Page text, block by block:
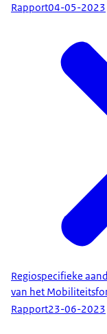
Rapport04-05-2023
Regiospecifieke
van het
Rapport23-06-2023